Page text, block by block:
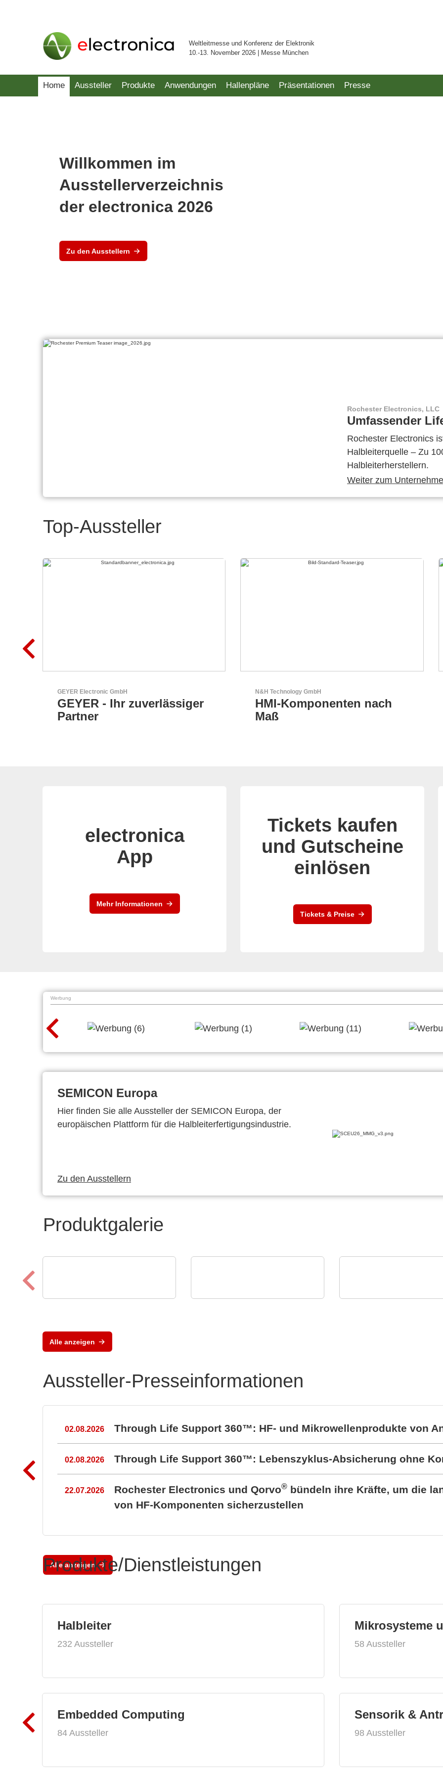
Weltleitmesse und Konferenz der Elektronik
10.-13. November 2026 | Messe München
Home Aussteller Produkte Anwendungen Hallenpläne Präsentationen Presse
Willkommen im
Ausstellerverzeichnis
der electronica 2026
Zu den Ausstellern
Rochester Electronics, LLC
Umfassender
Rochester Electronics
Halbleiterquelle – Zu
Halbleiterherstellern.
Weiter zum
Top-Aussteller
N&H Technology GmbH
HMI-Komponenten nach
Maß
AKTINA CDS GmbH
AKTINA CDS - Supply
Chain Solutions
electronica
App
Mehr Informationen
Tickets kaufen
und Gutscheine
einlösen
Tickets & Preise
Werbung
SEMICON Europa
Hier finden Sie alle Aussteller der SEMICON Europa, der
europäischen Plattform für die Halbleiterfertigungsindustrie.
Zu den Ausstellern
Produktgalerie
Alle anzeigen
Aussteller-Presseinformationen
02.08.2026 Through Life Support 360™: HF- und Mikrowellenprodukte von
02.08.2026 Through Life Support 360™: Lebenszyklus-Absicherung ohne
22.07.2026 Rochester Electronics und Qorvo® bündeln ihre Kräfte, um die
von HF-Komponenten sicherzustellen
Alle anzeigen
Produkte/Dienstleistungen
Halbleiter
232 Aussteller
Embedded Computing
84 Aussteller
Mikrosysteme
58 Aussteller
Sensorik &
98 Aussteller